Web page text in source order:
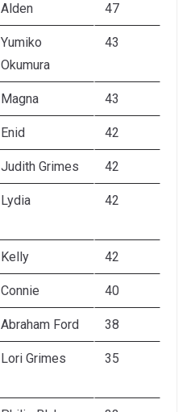
Alden 47
Yumiko
Okumura
43
Magna 43
Enid 42
Judith Grimes 42
Lydia 42
Kelly 42
Connie 40
Abraham Ford 38
Lori Grimes 35